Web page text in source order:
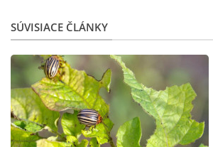
SÚVISIACE ČLÁNKY